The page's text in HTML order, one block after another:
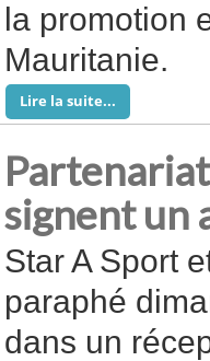
la promotion
Mauritanie.
Lire la suite...
signent un
Star A Sport
paraphé
dans un